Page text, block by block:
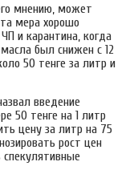
мнению, может
мера хорошо
и карантина, когда
был снижен с 12
50 тенге за литр и
введение
50 тенге на 1 литр
цену за литр на 75
рост цен